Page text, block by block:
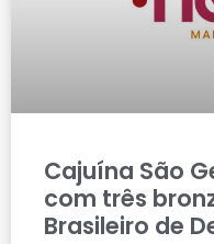
Cajuína São
com três
Brasileiro de